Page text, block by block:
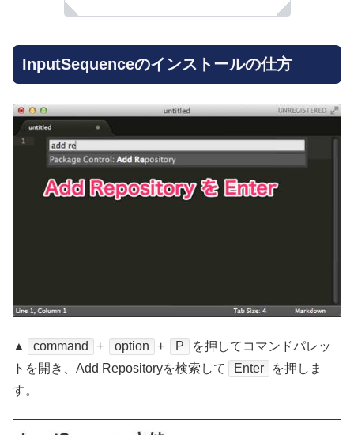
InputSequenceのインストールの仕方
▲ command + option + P
を押してコマンドパレッ
トを開き、Add Repositoryを検索して
Enter
を押しま
す。